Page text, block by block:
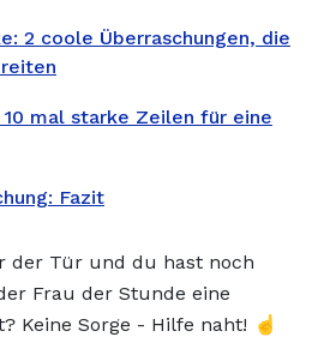
2 coole Überraschungen, die
mal starke Zeilen für eine
Fazit
der Tür und du hast noch
Frau der Stunde eine
Keine Sorge - Hilfe naht! ☝️